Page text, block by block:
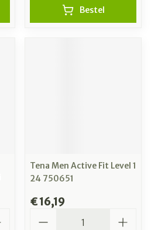
Bestel
Tena Men Active Fit Level 1
24 750651
€ 16,19